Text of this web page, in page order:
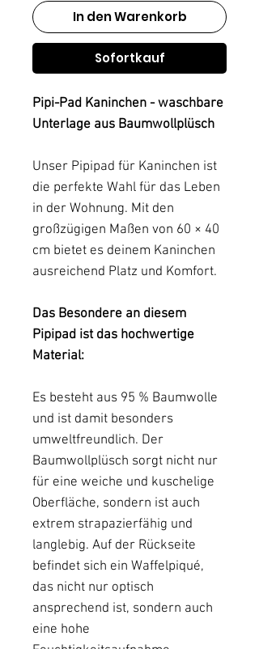
In den Warenkorb
Sofortkauf
Pipi-Pad Kaninchen - waschbare
Unterlage aus Baumwollplüsch
Unser Pipipad für Kaninchen ist
die perfekte Wahl für das Leben
in der Wohnung. Mit den
großzügigen Maßen von 60 × 40
cm bietet es deinem Kaninchen
ausreichend Platz und Komfort.
Das Besondere an diesem
Pipipad ist das hochwertige
Material:
Es besteht aus 95 % Baumwolle
und ist damit besonders
umweltfreundlich. Der
Baumwollplüsch sorgt nicht nur
für eine weiche und kuschelige
Oberfläche, sondern ist auch
extrem strapazierfähig und
langlebig. Auf der Rückseite
befindet sich ein Waffelpiqué,
das nicht nur optisch
ansprechend ist, sondern auch
eine hohe